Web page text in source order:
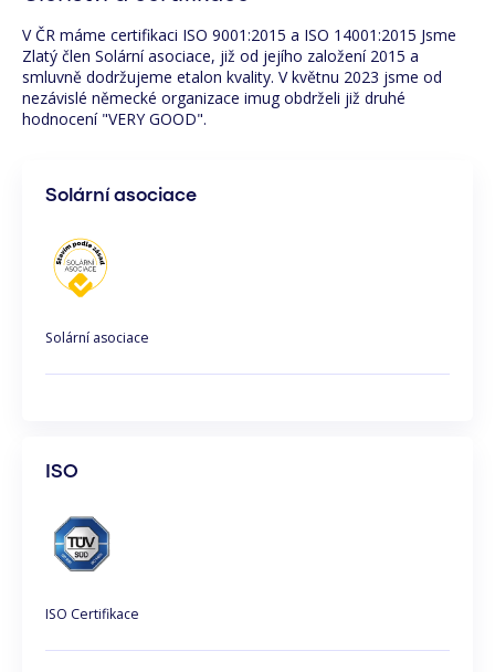
V ČR máme certifikaci ISO 9001:2015 a ISO 14001:2015 Jsme
Zlatý člen Solární asociace, již od jejího založení 2015 a
smluvně dodržujeme etalon kvality. V květnu 2023 jsme od
nezávislé německé organizace imug obdrželi již druhé
hodnocení "VERY GOOD".
Solární asociace
Solární asociace
ISO
ISO Certifikace